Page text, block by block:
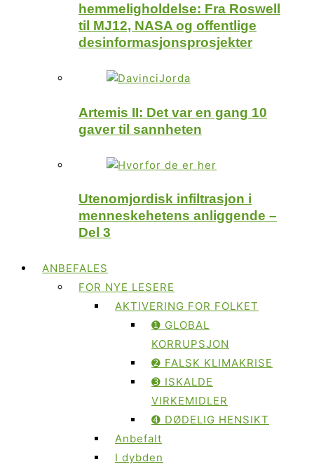
hemmeligholdelse: Fra Roswell
til MJ12, NASA og offentlige
desinformasjonsprosjekter
Artemis II: Det var en gang 10
gaver til sannheten
Utenomjordisk infiltrasjon i
menneskehetens anliggende –
Del 3
ANBEFALES
FOR NYE LESERE
AKTIVERING FOR FOLKET
➊ GLOBAL
KORRUPSJON
➋ FALSK KLIMAKRISE
➌ ISKALDE
VIRKEMIDLER
➍ DØDELIG HENSIKT
Anbefalt
I dybden